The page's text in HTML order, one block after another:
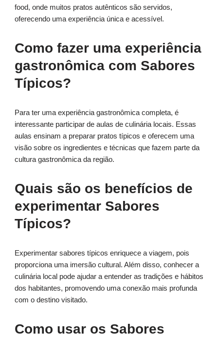
food, onde muitos pratos autênticos são servidos,
oferecendo uma experiência única e acessível.
Como fazer uma experiência
gastronômica com Sabores
Típicos?
Para ter uma experiência gastronômica completa, é
interessante participar de aulas de culinária locais. Essas
aulas ensinam a preparar pratos típicos e oferecem uma
visão sobre os ingredientes e técnicas que fazem parte da
cultura gastronômica da região.
Quais são os benefícios de
experimentar Sabores
Típicos?
Experimentar sabores típicos enriquece a viagem, pois
proporciona uma imersão cultural. Além disso, conhecer a
culinária local pode ajudar a entender as tradições e hábitos
dos habitantes, promovendo uma conexão mais profunda
com o destino visitado.
Como usar os Sabores